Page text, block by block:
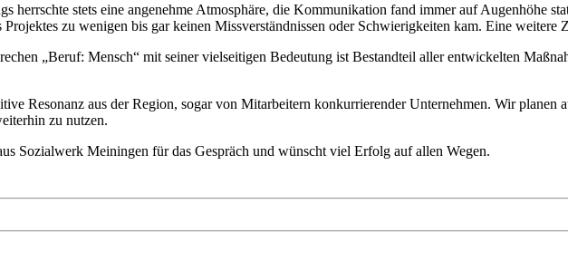
herrschte stets eine angenehme Atmosphäre, die Kommunikation fand immer auf Augenhöhe
zu wenigen bis gar keinen Missverständnissen oder Schwierigkeiten kam. Eine weitere
„Beruf: Mensch“ mit seiner vielseitigen Bedeutung ist Bestandteil aller entwickelten
Resonanz aus der Region, sogar von Mitarbeitern konkurrierender Unternehmen. Wir planen
zu nutzen.
Sozialwerk Meiningen für das Gespräch und wünscht viel Erfolg auf allen Wegen.